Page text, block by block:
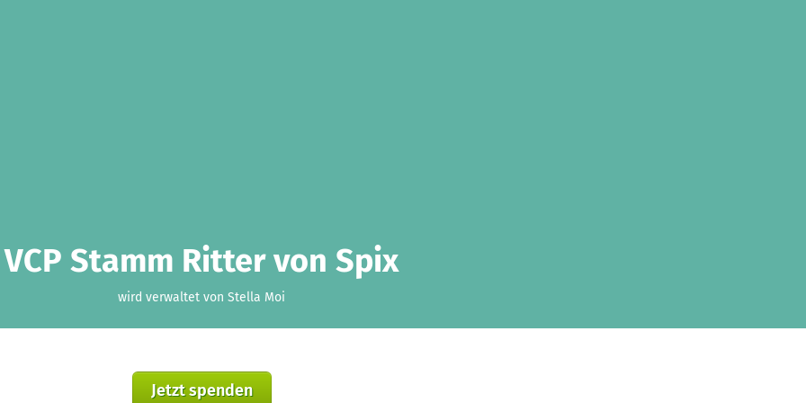
VCP Stamm Ritter von Spix
wird verwaltet von Stella Moi
Jetzt spenden